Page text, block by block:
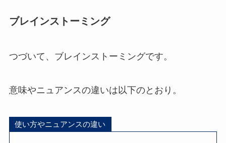
ブレインストーミング
つづいて、ブレインストーミングです。
意味やニュアンスの違いは以下のとおり。
使い方やニュアンスの違い